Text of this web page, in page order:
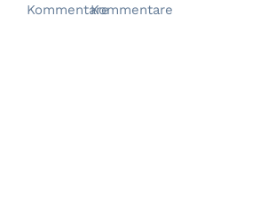
KommentareKommentare